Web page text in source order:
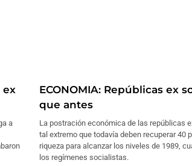
ex
a
ECONOMIA: Repúblicas ex
que antes
La postración económica de las repúblicas
tal extremo que todavía deben recuperar 40
riqueza para alcanzar los niveles de 1989,
los regímenes socialistas.